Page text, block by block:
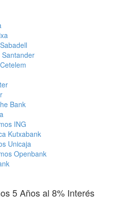
Santander
Bank
ING
Kutxabank
Unicaja
Openbank
5 Años al 8% Interés